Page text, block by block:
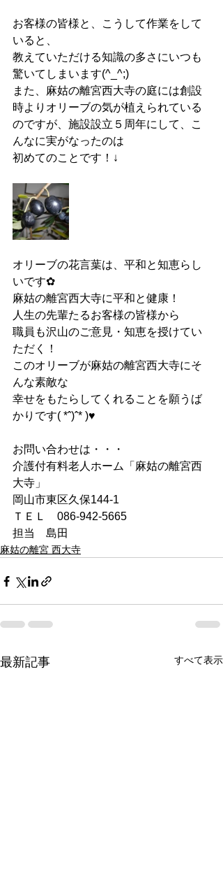
お客様の皆様と、こうして作業をして
いると、
教えていただける知識の多さにいつも
驚いてしまいます(^_^;)
また、麻姑の離宮西大寺の庭には創設
時よりオリーブの気が植えられている
のですが、施設設立５周年にして、こ
んなに実がなったのは
初めてのことです！↓
オリーブの花言葉は、平和と知恵らし
いです✿
麻姑の離宮西大寺に平和と健康！
人生の先輩たるお客様の皆様から
職員も沢山のご意見・知恵を授けてい
ただく！
このオリーブが麻姑の離宮西大寺にそ
んな素敵な
幸せをもたらしてくれることを願うば
かりです( *ˆ)ˆ* )♥
お問い合わせは・・・
介護付有料老人ホーム「麻姑の離宮西
大寺」
岡山市東区久保144-1
ＴＥＬ　086-942-5665
担当　島田
麻姑の離宮 西大寺
最新記事 すべて表示